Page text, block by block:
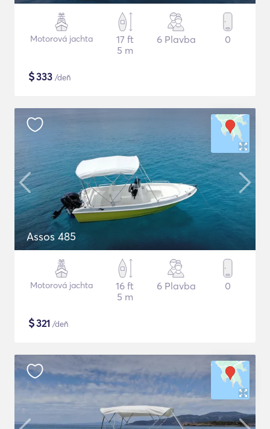
Motorová jachta
17 ft
5 m
6 Plavba 0
$333 /deň
Assos 485
Motorová jachta
16 ft
5 m
6 Plavba 0
$321 /deň